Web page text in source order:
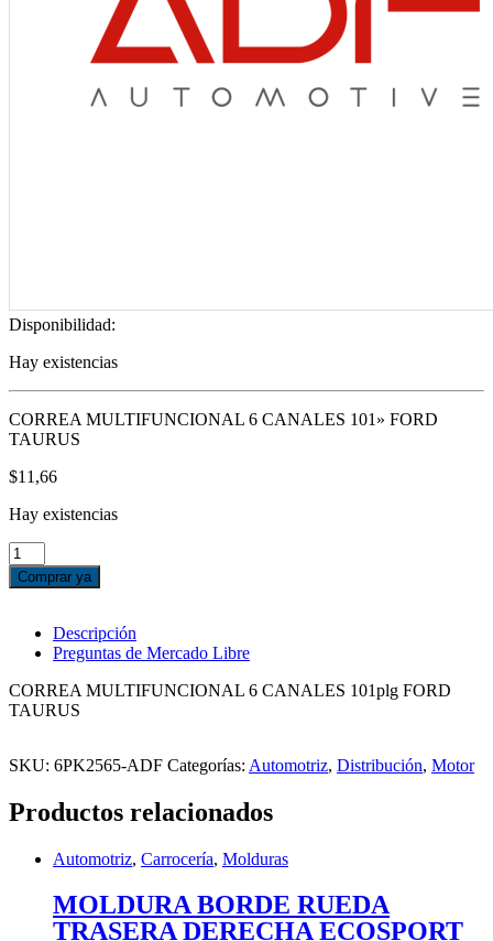
Disponibilidad:
Hay existencias
CORREA MULTIFUNCIONAL 6 CANALES 101» FORD
TAURUS
$11,66
Hay existencias
CORREA
MULTIFUNCIONAL
6
101''
FORD
cantidad
Comprar ya
Descripción
Preguntas de Mercado Libre
CORREA MULTIFUNCIONAL 6 CANALES 101plg FORD
TAURUS
SKU: 6PK2565-ADF Categorías: Automotriz, Distribución, Motor
Productos relacionados
Automotriz, Carrocería, Molduras
MOLDURA BORDE RUEDA
TRASERA DERECHA ECOSPORT